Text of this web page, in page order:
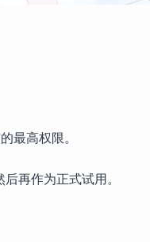
最高权限。
再作为正式试用。